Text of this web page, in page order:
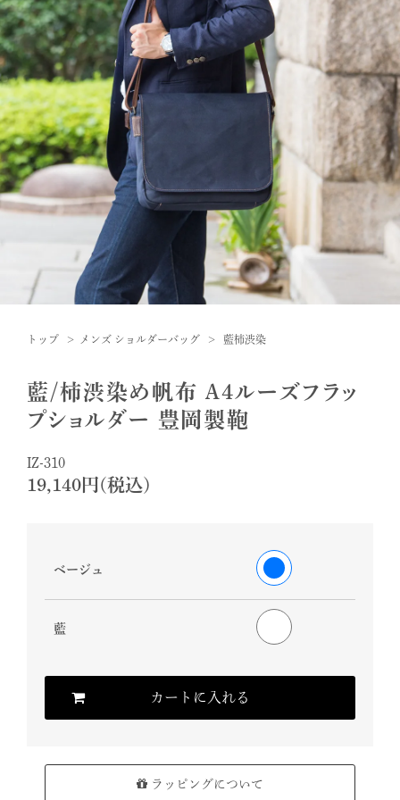
トップ メンズ ショルダーバッグ 藍柿渋染
藍/柿渋染め帆布 A4ルーズフラッ
プショルダー 豊岡製鞄
IZ-310
19,140円(税込)
ベージュ
藍
カートに入れる
ラッピングについて